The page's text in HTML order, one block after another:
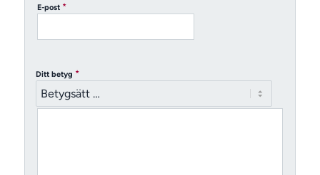
E-post *
Ditt betyg *